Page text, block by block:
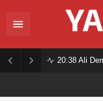
20:38 Ali